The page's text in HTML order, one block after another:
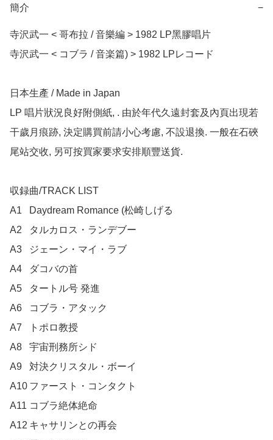
簡介 −
寺沢武一 < 哥布拉 / 音樂編 > 1982 LP黑膠唱片
寺沢武一 < コブラ / 音楽篇) > 1982 LPレコード
日本生產 / Made in Japan
LP 唱片狀況良好附側紙, . 由於年代久遠封套及內頁出現若
干歲月痕跡, 決定購買前請小心考慮, 不設退換. 一般在石硤
尾站交收, 另可按買家要求安排順豐送貨.
収録曲/TRACK LIST
A1	Daydream Romance (松崎しげる
A2	タルカロス・ランデブー
A3	ジェーン・マイ・ラブ
A4	ダコバの首
A5	タートル号 発進
A6	コブラ・アタック
A7	トポロ教授
A8	宇宙刑務所シド
A9	対決クリスタル・ボーイ
A10	ファースト・コンタクト
A11	コブラ絶体絶命
A12	キャサリンとの再会